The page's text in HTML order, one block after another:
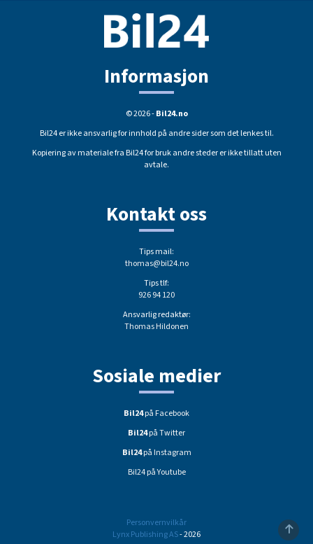
Informasjon
© 2026 -Bil24.no
Bil24 er ikke ansvarlig for innhold på andre sider som det lenkes til.
Kopiering av materiale fra Bil24 for bruk andre steder er ikke tillatt uten
avtale.
Kontakt oss
Tips mail:
thomas@bil24.no
Tips tlf:
926 94 120
Ansvarlig redaktør:
Thomas Hildonen
Sosiale medier
Bil24på Facebook
Bil24på Twitter
Bil24på Instagram
Bil24 på Youtube
Personvernvilkår
Lynx Publishing AS- 2026